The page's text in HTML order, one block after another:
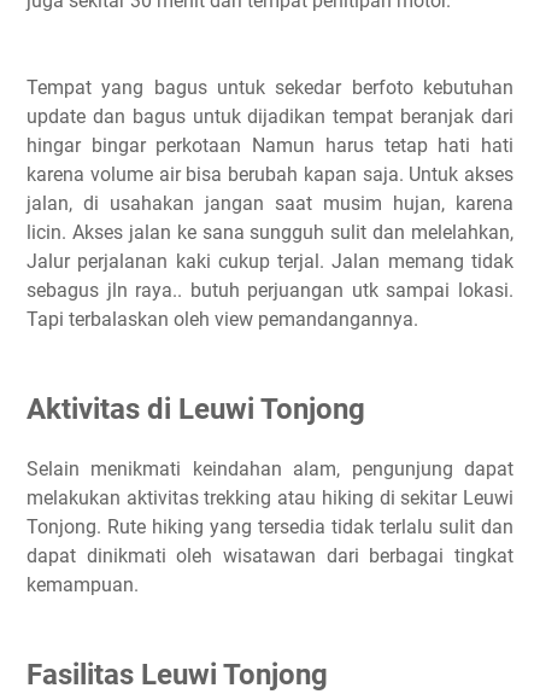
Tempat yang bagus untuk sekedar berfoto kebutuhan
update dan bagus untuk dijadikan tempat beranjak dari
hingar bingar perkotaan Namun harus tetap hati hati
karena volume air bisa berubah kapan saja. Untuk akses
jalan, di usahakan jangan saat musim hujan, karena
licin. Akses jalan ke sana sungguh sulit dan melelahkan,
Jalur perjalanan kaki cukup terjal. Jalan memang tidak
sebagus jln raya.. butuh perjuangan utk sampai lokasi.
Tapi terbalaskan oleh view pemandangannya.
Aktivitas di Leuwi Tonjong
Selain menikmati keindahan alam, pengunjung dapat
melakukan aktivitas trekking atau hiking di sekitar Leuwi
Tonjong. Rute hiking yang tersedia tidak terlalu sulit dan
dapat dinikmati oleh wisatawan dari berbagai tingkat
kemampuan.
Fasilitas Leuwi Tonjong